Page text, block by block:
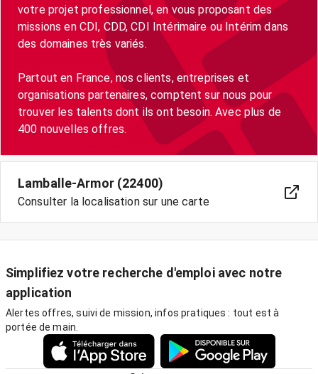
votre projet professionnel, en vous proposant des
missions en CDI, CDD, CDI Intérimaire ou Intérim dans
des domaines très variés.
Partout en France, nos clients, entreprises et
organisations partenaires, comptent sur nous pour
trouver les talents dont ils ont besoin. Avec plus de
400 nouvelles offres.
Lamballe-Armor (22400)
Consulter la localisation sur une carte
Simplifiez votre recherche d'emploi avec notre
application
Alertes offres, suivi de mission, infos pratiques : tout est à
portée de main.